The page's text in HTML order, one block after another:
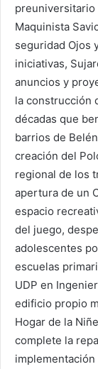
preuniversitario
Maquinista
seguridad Ojos
iniciativas,
anuncios y
la construcción
décadas que
barrios de
creación del
regional de los
apertura de un
espacio
del juego,
adolescentes
escuelas
UDP en
edificio propio
Hogar de la
complete la
implementación